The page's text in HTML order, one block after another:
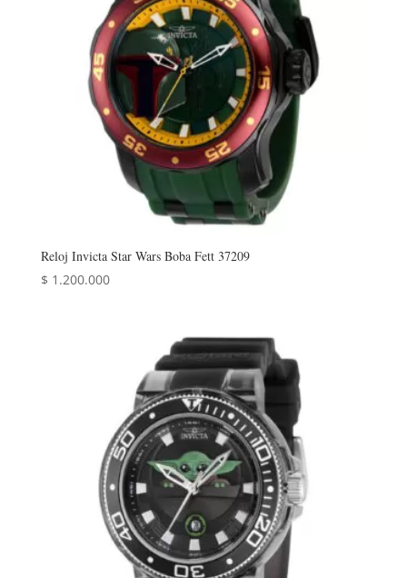
Reloj Invicta Star Wars Boba Fett 37209
$ 1.200.000